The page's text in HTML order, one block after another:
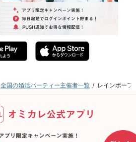
全国の婚活パーティー主催者一覧 レインボーフ